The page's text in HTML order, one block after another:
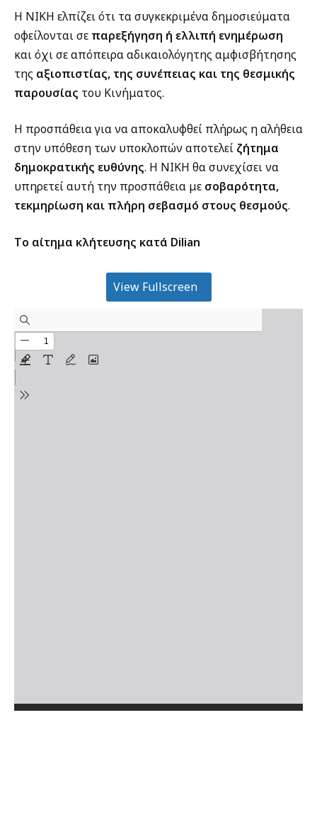
Η ΝΙΚΗ ελπίζει ότι τα συγκεκριμένα δημοσιεύματα
οφείλονται σε παρεξήγηση ή ελλιπή ενημέρωση
και όχι σε απόπειρα αδικαιολόγητης αμφισβήτησης
της αξιοπιστίας, της συνέπειας και της θεσμικής
παρουσίας του Κινήματος.
Η προσπάθεια για να αποκαλυφθεί πλήρως η αλήθεια
στην υπόθεση των υποκλοπών αποτελεί ζήτημα
δημοκρατικής ευθύνης. Η ΝΙΚΗ θα συνεχίσει να
υπηρετεί αυτή την προσπάθεια με σοβαρότητα,
τεκμηρίωση και πλήρη σεβασμό στους θεσμούς.
Tο αίτημα κλήτευσης κατά Dilian
View Fullscreen